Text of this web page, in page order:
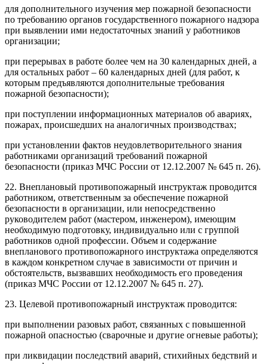
для дополнительного изучения мер пожарной безопасности
по требованию органов государственного пожарного надзора
при выявлении ими недостаточных знаний у работников
организации;
при перерывах в работе более чем на 30 календарных дней, а
для остальных работ – 60 календарных дней (для работ, к
которым предъявляются дополнительные требования
пожарной безопасности);
при поступлении информационных материалов об авариях,
пожарах, происшедших на аналогичных производствах;
при установлении фактов неудовлетворительного знания
работниками организаций требований пожарной
безопасности (приказ МЧС России от 12.12.2007 № 645 п. 26).
22. Внеплановый противопожарный инструктаж проводится
работником, ответственным за обеспечение пожарной
безопасности в организации, или непосредственно
руководителем работ (мастером, инженером), имеющим
необходимую подготовку, индивидуально или с группой
работников одной профессии. Объем и содержание
внепланового противопожарного инструктажа определяются
в каждом конкретном случае в зависимости от причин и
обстоятельств, вызвавших необходимость его проведения
(приказ МЧС России от 12.12.2007 № 645 п. 27).
23. Целевой противопожарный инструктаж проводится:
при выполнении разовых работ, связанных с повышенной
пожарной опасностью (сварочные и другие огневые работы);
при ликвидации последствий аварий, стихийных бедствий и